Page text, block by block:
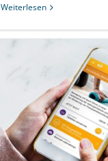
Weiterlesen